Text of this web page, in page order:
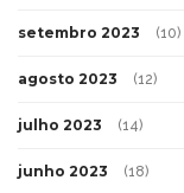
setembro 2023 (10)
agosto 2023 (12)
julho 2023 (14)
junho 2023 (18)